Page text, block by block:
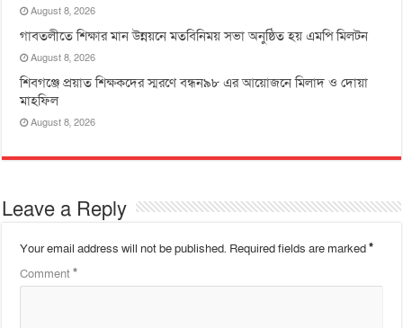
August 8, 2026
‎গাবতলীতে শিক্ষার মান উন্নয়নে ‎মতবিনিময় সভা অনুষ্ঠিত হয় ‎এমপি মিলটন
August 8, 2026
শিবগঞ্জে প্রয়াত শিক্ষকদের স্মরণে বন্ধন৯৮ এর আয়োজনে মিলাদ ও দোয়া
মাহফিল
August 8, 2026
Leave a Reply
Your email address will not be published. Required fields are marked*
Comment*